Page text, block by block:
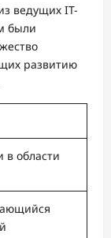
ведущих IT-
были
развитию
в области